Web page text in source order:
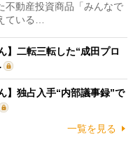
動産投資商品「みんなで
ている…
】二転三転した“成田プロ
】独占入手“内部議事録”で
一覧を見る